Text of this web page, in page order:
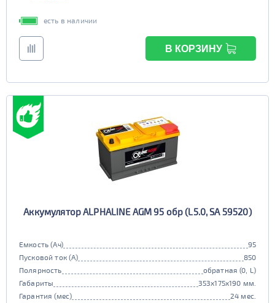
есть в наличии
В КОРЗИНУ
Аккумулятор ALPHALINE AGM 95 обр (L5.0, SA 59520)
Емкость (Ач)
95
Пусковой ток (А)
850
Полярность
обратная (0, L)
Габариты
353x175x190 мм.
Гарантия (мес)
24 мес.